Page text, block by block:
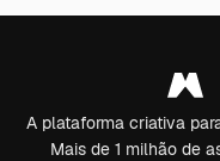
A plataforma criativa
Mais de 1 milhão de